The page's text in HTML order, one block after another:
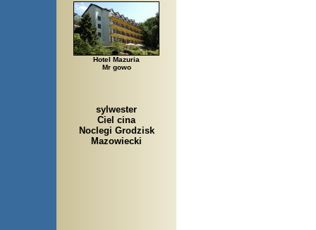
Hotel Mazuria
Mr gowo
sylwester
Ciel cina
Noclegi Grodzisk
Mazowiecki